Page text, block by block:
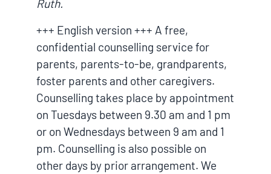
Ruth.
+++ English version +++ A free,
confidential counselling service for
parents, parents-to-be, grandparents,
foster parents and other caregivers.
Counselling takes place by appointment
on Tuesdays between 9.30 am and 1 pm
or on Wednesdays between 9 am and 1
pm. Counselling is also possible on
other days by prior arrangement. We